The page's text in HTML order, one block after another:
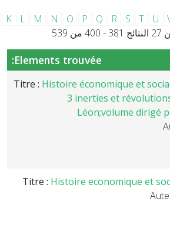
K
L M N O P Q R S T U
Elements trouvée:
Titre : Histoire économique et
3 inerties et
Léon;volume dirigé
Titre : Histoire economique et